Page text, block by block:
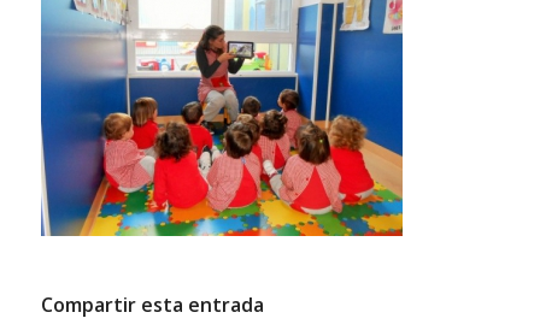
Compartir esta entrada